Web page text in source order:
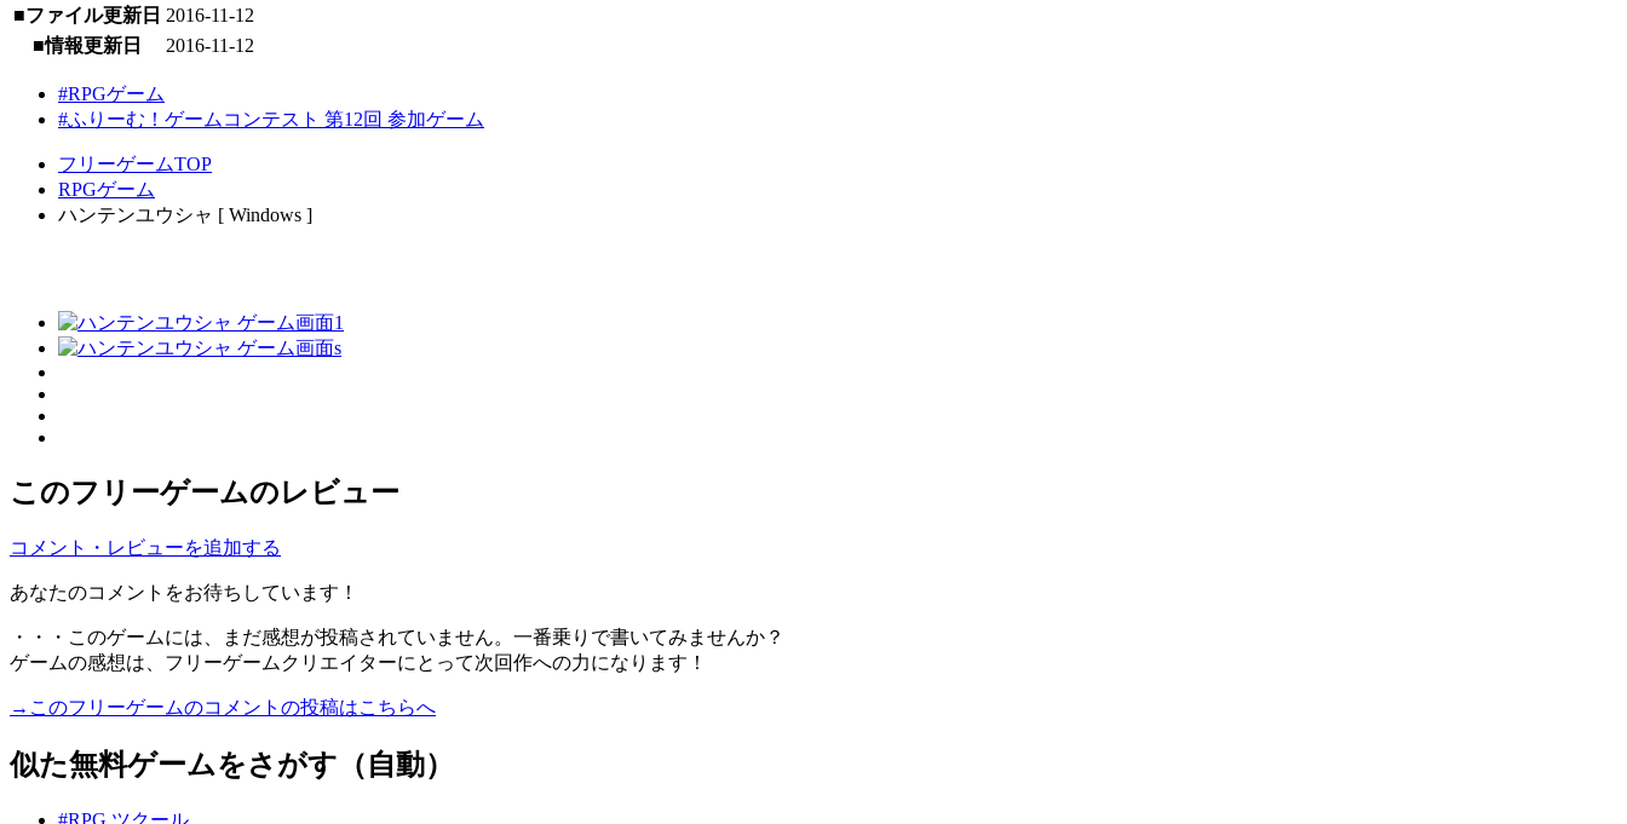
■ファイル更新日 2016-11-12
■情報更新日
2016-11-12
#RPGゲーム
#ふりーむ！ゲームコンテスト 第12回 参加ゲーム
フリーゲームTOP
RPGゲーム
ハンテンユウシャ [ Windows ]
このフリーゲームのレビュー
コメント・レビューを追加する
あなたのコメントをお待ちしています！
・・・このゲームには、まだ感想が投稿されていません。一番乗りで書いてみませんか？
ゲームの感想は、フリーゲームクリエイターにとって次回作への力になります！
→このフリーゲームのコメントの投稿はこちらへ
似た無料ゲームをさがす（自動）
#RPG ツクール